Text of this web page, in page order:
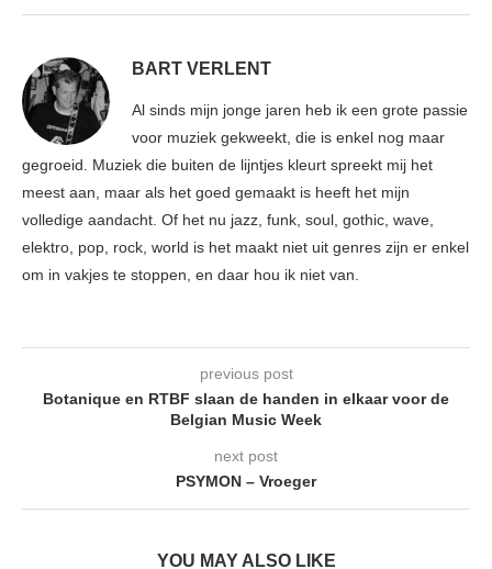
BART VERLENT
Al sinds mijn jonge jaren heb ik een grote passie
voor muziek gekweekt, die is enkel nog maar
gegroeid. Muziek die buiten de lijntjes kleurt spreekt mij het
meest aan, maar als het goed gemaakt is heeft het mijn
volledige aandacht. Of het nu jazz, funk, soul, gothic, wave,
elektro, pop, rock, world is het maakt niet uit genres zijn er enkel
om in vakjes te stoppen, en daar hou ik niet van.
previous post
Botanique en RTBF slaan de handen in elkaar voor de
Belgian Music Week
next post
PSYMON – Vroeger
YOU MAY ALSO LIKE